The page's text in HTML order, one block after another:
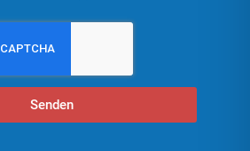
Senden